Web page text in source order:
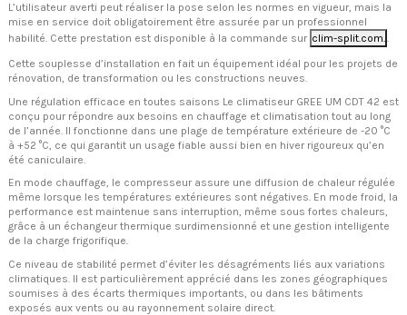
L’utilisateur averti peut réaliser la pose selon les normes en vigueur, mais la
mise en service doit obligatoirement être assurée par un professionnel
habilité. Cette prestation est disponible à la commande sur clim-split.com..
Cette souplesse d’installation en fait un équipement idéal pour les projets de
rénovation, de transformation ou les constructions neuves.
Une régulation efficace en toutes saisons Le climatiseur GREE UM CDT 42 est
conçu pour répondre aux besoins en chauffage et climatisation tout au long
de l’année. Il fonctionne dans une plage de température extérieure de -20 °C
à +52 °C, ce qui garantit un usage fiable aussi bien en hiver rigoureux qu’en
été caniculaire.
En mode chauffage, le compresseur assure une diffusion de chaleur régulée
même lorsque les températures extérieures sont négatives. En mode froid, la
performance est maintenue sans interruption, même sous fortes chaleurs,
grâce à un échangeur thermique surdimensionné et une gestion intelligente
de la charge frigorifique.
Ce niveau de stabilité permet d’éviter les désagréments liés aux variations
climatiques. Il est particulièrement apprécié dans les zones géographiques
soumises à des écarts thermiques importants, ou dans les bâtiments
exposés aux vents ou au rayonnement solaire direct.